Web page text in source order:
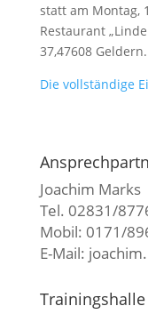
statt am Montag,
Restaurant
37,47608 Geldern.
Die vollständige
Joachim Marks
Tel. 02831/
Mobil: 0171/
E-Mail:
Trainingshalle